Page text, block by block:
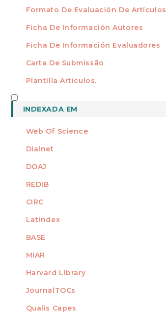
Formato De Evaluación De Artículos
Ficha De Información Autores
Ficha De Información Evaluadores
Carta De Submissão
Plantilla Artículos.
INDEXADA EM
Web Of Science
Dialnet
DOAJ
REDIB
CIRC
Latindex
BASE
MIAR
Harvard Library
JournalTOCs
Qualis Capes